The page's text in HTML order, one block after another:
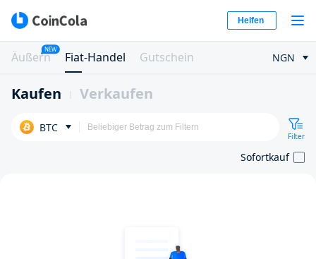
Helfen
Äußern
NEW
Fiat-Handel Gutschein NGN
Kaufen Verkaufen
BTC
Filter
Sofortkauf